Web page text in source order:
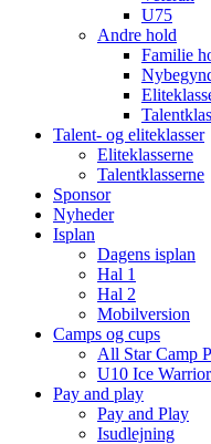
U75
Andre hold
Familie
Talent- og eliteklasser
Eliteklasserne
Talentklasserne
Sponsor
Nyheder
Isplan
Dagens isplan
Hal 1
Hal 2
Mobilversion
Camps og cups
All Star Camp
U10 Ice
Pay and play
Pay and Play
Isudlejning